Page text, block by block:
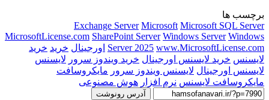
برچسب ها
Exchange Server Microsoft Microsoft SQL Server
MicrosoftLicense.com SharePoint Server Windows Server Windows
Server 2025 www.MicrosoftLicense.com اورجینال خرید خرید
لایسنس خرید لایسنس اورجینال خرید ویندوز سرور لایسنس
لایسنس اورجینال لایسنس ویندوز سرور مایکروسافت
مایکروسافت لایسنس نرم‌ افزار هوش مصنوعی
آدرس رونوشت